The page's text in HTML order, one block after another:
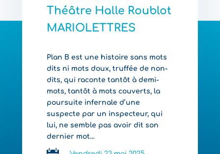
Théâtre Halle Roublot
MARIOLETTRES
Plan B est une histoire sans mots
dits ni mots doux, truffée de non-
dits, qui raconte tantôt à demi-
mots, tantôt à mots couverts, la
poursuite infernale d’une
suspecte par un inspecteur, qui
lui, ne semble pas avoir dit son
dernier mot…